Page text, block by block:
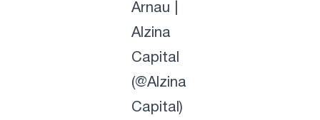
Arnau |
Alzina
Capital
(@Alzina
Capital)